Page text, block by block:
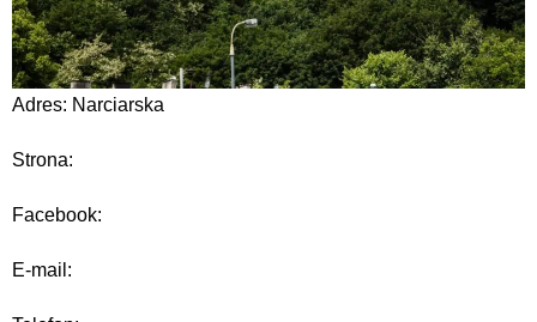
Adres: Narciarska
Strona:
Facebook:
E-mail: